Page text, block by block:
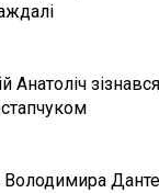
Анатоліч
Володимира